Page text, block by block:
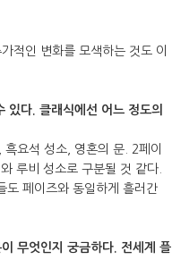
적인 변화를 모색하는 것도 이
있다. 클래식에선 어느 정도의
요석 성소, 영혼의 문. 2페이
루비 성소로 구분될 것 같다.
도 페이즈와 동일하게 흘러간
무엇인지 궁금하다. 전세계 플